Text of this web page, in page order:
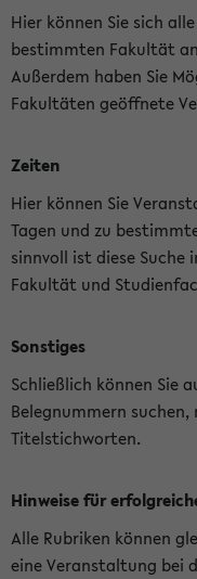
Hier können Sie sich
bestimmten Fakultät
Außerdem haben Sie
Fakultäten geöffnete
Zeiten
Hier können Sie
Tagen und zu
sinnvoll ist diese Suche
Fakultät und
Sonstiges
Schließlich können Sie
Belegnummern
Titelstichworten.
Hinweise für
Alle Rubriken können
eine Veranstaltung bei